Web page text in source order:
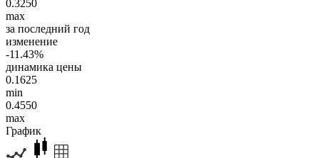
0.3250
max
за последний год
изменение
-11.43%
динамика цены
0.1625
min
0.4550
max
График